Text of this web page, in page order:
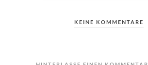
KEINE KOMMENTARE